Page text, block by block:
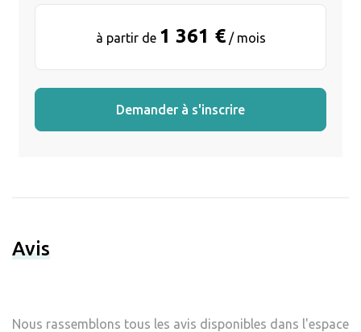
à partir de 1 361 €/ mois
Demander à s'inscrire
Avis
Nous rassemblons tous les avis disponibles dans l'espace